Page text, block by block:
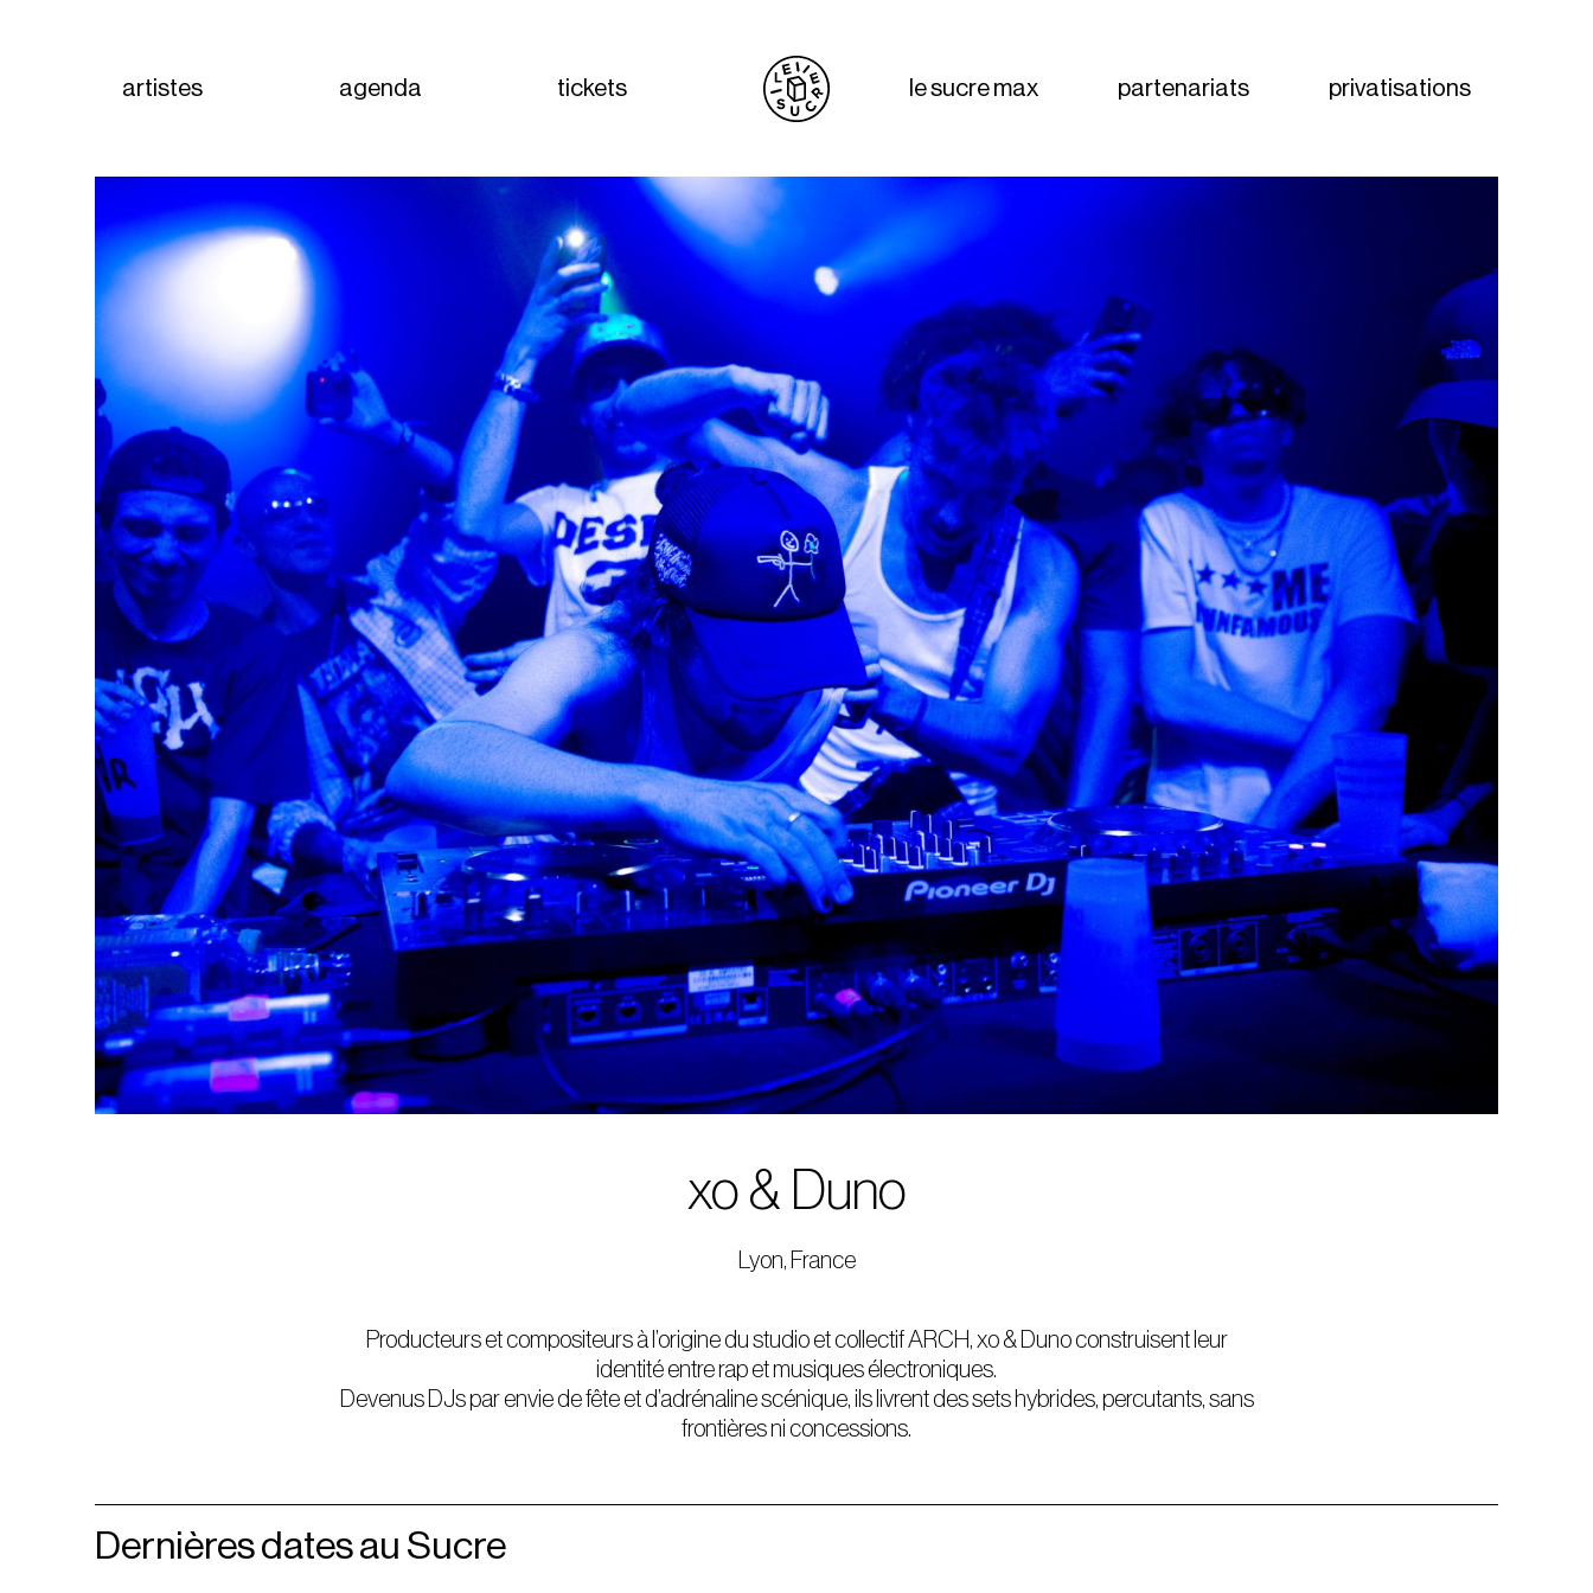
artistes agenda tickets le sucre max partenariats privatisations
xo & Duno
Lyon, France
Producteurs et compositeurs à l’origine du studio et collectif ARCH, xo & Duno construisent leur
identité entre rap et musiques électroniques.
Devenus DJs par envie de fête et d’adrénaline scénique, ils livrent des sets hybrides, percutants, sans
frontières ni concessions.
Dernières dates au Sucre